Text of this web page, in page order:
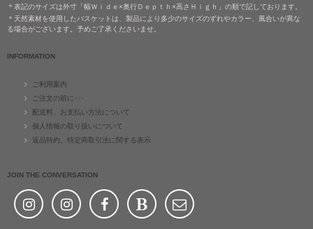
＊表記のサイズは外寸「幅Ｗｉｄｅ×奥行Ｄｅｐｔｈ×高さＨｉｇｈ」の順で記しております。
＊天然素材を使用したバスケットは、製品により多少のサイズのずれやカラー、風合いが異な
る場合がございます。予めご了承くださいませ。
INFORMATION
ご利用案内
ご注文の前に･･･
配送料、お支払い方法について
個人情報の取り扱いについて
返品特約、特定商取引法に関する表示
JOIN THE CONVERSATION